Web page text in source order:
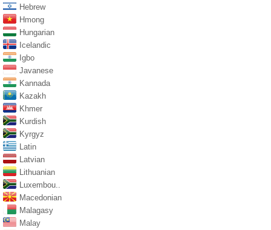
Hebrew
Hmong
Hungarian
Icelandic
Igbo
Javanese
Kannada
Kazakh
Khmer
Kurdish
Kyrgyz
Latin
Latvian
Lithuanian
Luxembou..
Macedonian
Malagasy
Malay